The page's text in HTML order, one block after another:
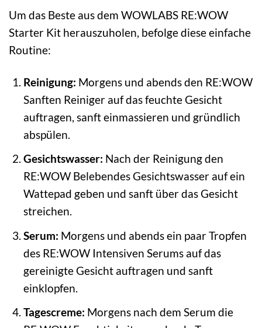
Um das Beste aus dem WOWLABS RE:WOW
Starter Kit herauszuholen, befolge diese einfache
Routine:
Reinigung: Morgens und abends den RE:WOW
Sanften Reiniger auf das feuchte Gesicht
auftragen, sanft einmassieren und gründlich
abspülen.
Gesichtswasser: Nach der Reinigung den
RE:WOW Belebendes Gesichtswasser auf ein
Wattepad geben und sanft über das Gesicht
streichen.
Serum: Morgens und abends ein paar Tropfen
des RE:WOW Intensiven Serums auf das
gereinigte Gesicht auftragen und sanft
einklopfen.
Tagescreme: Morgens nach dem Serum die